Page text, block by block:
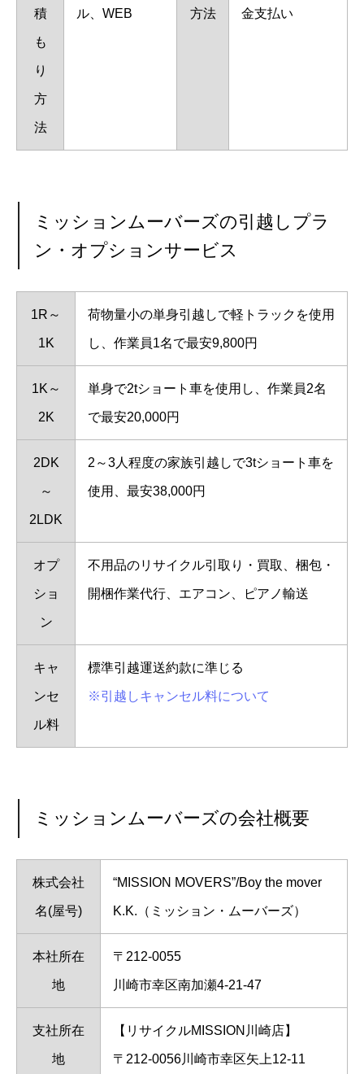
積
も
り
方
法
ル、WEB 方法 金支払い
ミッションムーバーズの引越しプラ
ン・オプションサービス
1R～
1K
荷物量小の単身引越しで軽トラックを使用
し、作業員1名で最安9,800円
1K～
2K
単身で2tショート車を使用し、作業員2名
で最安20,000円
2DK
～
2LDK
2～3人程度の家族引越しで3tショート車を
使用、最安38,000円
オプ
ショ
ン
不用品のリサイクル引取り・買取、梱包・
開梱作業代行、エアコン、ピアノ輸送
キャ
ンセ
ル料
標準引越運送約款に準じる
※引越しキャンセル料について
ミッションムーバーズの会社概要
株式会社
名(屋号)
“MISSION MOVERS”/Boy the mover
K.K.（ミッション・ムーバーズ）
本社所在
地
〒212-0055
川崎市幸区南加瀬4-21-47
支社所在
地
【リサイクルMISSION川崎店】
〒212-0056川崎市幸区矢上12-11